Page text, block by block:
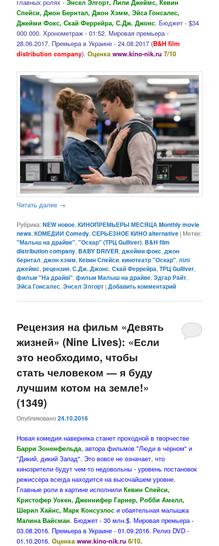
главных ролях -Энсел Элгорт, Лили Джеймс, Кевин
Спейси, Джон Бернтал, Джон Хэмм, Эйса Гонсалес,
Джейми Фокс, Скай Феррейра, С.Дж. Джонс. Бюджет - $34
000 000. Хронометраж - 01:52. Мировая премьера -
28.06.2017. Премьера в Украине - 24.08.2017 (B&H film
distribution company).Оценкаwww.kino-nik.ru 7/10
Читать далее →
Рубрика:NEW новое,КИНОПРЕМЬЕРЫ МЕСЯЦА Monthly movie
news,КОМЕДИИ Comedy,СЕРЬЕЗНОЕ КИНО alternative | Метки:
"Малыш на драйве","Оскар" (ТРЦ Gulliver), B&H film
distribution company, BABY DRIVER,джейми фокс,джон
бернтал,джон хэмм,Кевин Спейси,кинотеатр "Оскар",лілі
джеймс,рецензия,С.Дж. Джонс,Скай Феррейра,ТРЦ Gulliver,
фильм "На драйві",фильм Малыш на драйве,Эдгар Райт,
Эйса Гонсалес,Энсел Элгорт |Добавить комментарий
Рецензия на фильм «Девять
жизней» (Nine Lives): «Если
это необходимо, чтобы
стать человеком — я буду
лучшим котом на земле!»
(1349)
Опубликовано24.10.2016
Новая комедия наверняка станет проходной в творчестве
Барри Зоненфельда, автора фильмов "Люди в чёрном" и
"Дикий, дикий Запад". Это вовсе не означает, что
кинозрители будут чем-то недовольны - уровень постановок
режиссёра всегда находится на высочайшем уровне.
Главные роли в картине исполнилиКевин Спейси,
Кристофер Уокен, Дженнифер Гарнер, Робби Амелл,
Шерил Хайнс, Марк Консуэлос и обаятельная малышка
Малина Вайсман. Бюджет - 30 млн.$. Мировая премьера -
03.08.2016. Премьера в Украине - 01.09.2016. Релиз DVD -
01.10.2016. Оценкаwww.kino-nik.ru 6/10.